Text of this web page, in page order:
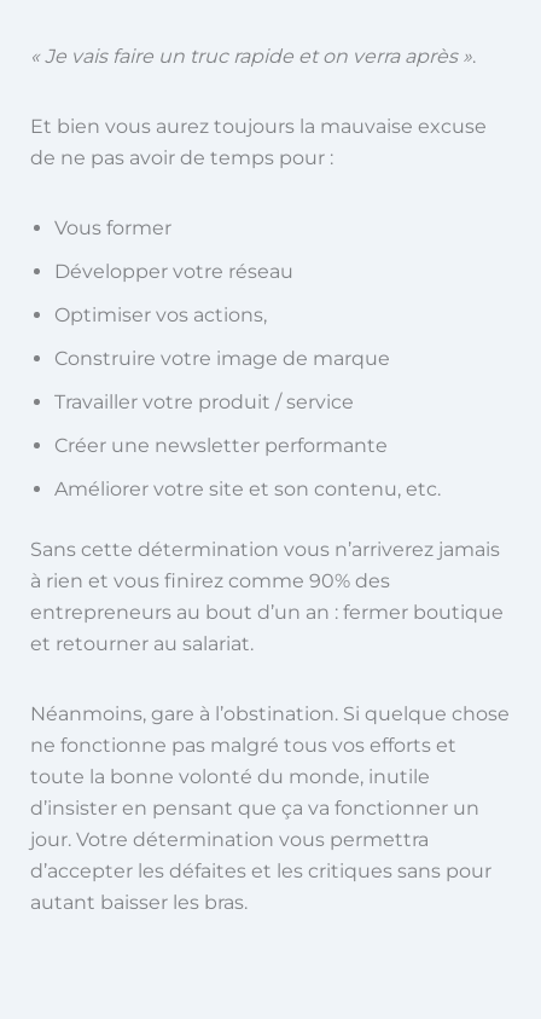
« Je vais faire un truc rapide et on verra après ».
Et bien vous aurez toujours la mauvaise excuse
de ne pas avoir de temps pour :
Vous former
Développer votre réseau
Optimiser vos actions,
Construire votre image de marque
Travailler votre produit / service
Créer une newsletter performante
Améliorer votre site et son contenu, etc.
Sans cette détermination vous n’arriverez jamais
à rien et vous finirez comme 90% des
entrepreneurs au bout d’un an : fermer boutique
et retourner au salariat.
Néanmoins, gare à l’obstination. Si quelque chose
ne fonctionne pas malgré tous vos efforts et
toute la bonne volonté du monde, inutile
d’insister en pensant que ça va fonctionner un
jour. Votre détermination vous permettra
d’accepter les défaites et les critiques sans pour
autant baisser les bras.